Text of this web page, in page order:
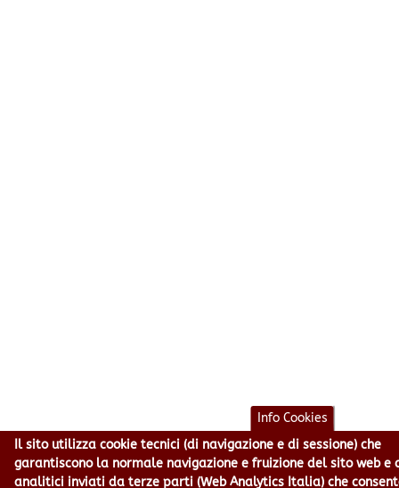
Info Cookies
Il sito utilizza cookie tecnici (di navigazione e di sessione) che
garantiscono la normale navigazione e fruizione del sito web e
analitici inviati da terze parti (Web Analytics Italia) che